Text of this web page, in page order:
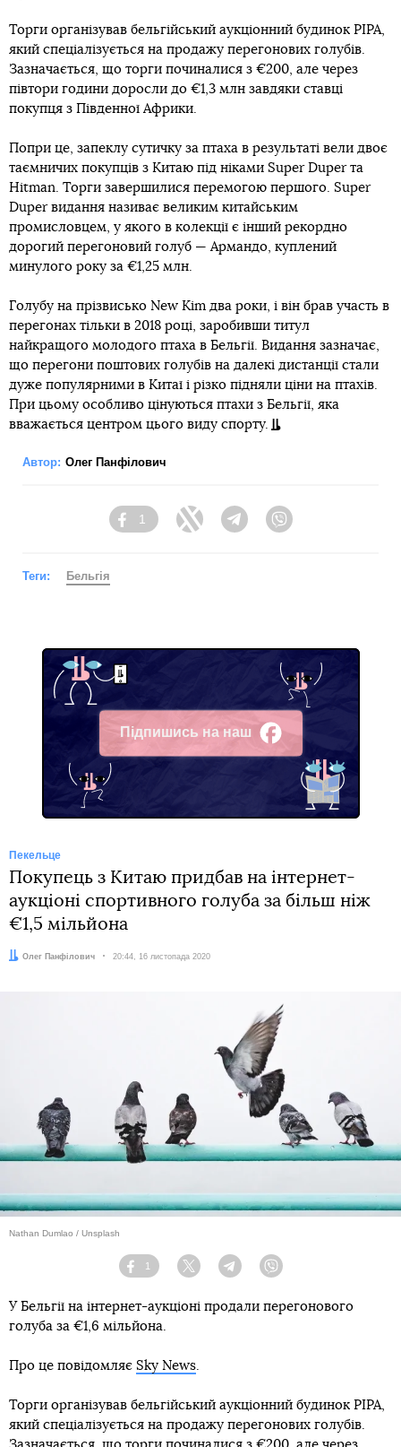
Торги організував бельгійський аукціонний будинок PIPA,
який спеціалізується на продажу перегонових голубів.
Зазначається, що торги починалися з €200, але через
півтори години доросли до €1,3 млн завдяки ставці
покупця з Південної Африки.
Попри це, запеклу сутичку за птаха в результаті вели двоє
таємничих покупців з Китаю під ніками Super Duper та
Hitman. Торги завершилися перемогою першого. Super
Duper видання називає великим китайським
промисловцем, у якого в колекції є інший рекордно
дорогий перегоновий голуб — Армандо, куплений
минулого року за €1,25 млн.
Голубу на прізвисько New Kim два роки, і він брав участь в
перегонах тільки в 2018 році, заробивши титул
найкращого молодого птаха в Бельгії. Видання зазначає,
що перегони поштових голубів на далекі дистанції стали
дуже популярними в Китаї і різко підняли ціни на птахів.
При цьому особливо цінуються птахи з Бельгії, яка
вважається центром цього виду спорту.
Автор: Олег Панфілович
Facebook
1
Twitter TelegramViber
Теги: Бельгія
Підпишись на наш
Facebook
Пекельце
Покупець з Китаю придбав на інтернет-
аукціоні спортивного голуба за більш ніж
€1,5 мільйона
Автор:
Олег Панфілович Дата:
20:44, 16 листопада 2020
Nathan Dumlao / Unsplash
Facebook
1
Twitter TelegramViber
У Бельгії на інтернет-аукціоні продали перегонового
голуба за €1,6 мільйона.
Про це повідомляє Sky News
Торги організував бельгійський аукціонний будинок PIPA,
який спеціалізується на продажу перегонових голубів.